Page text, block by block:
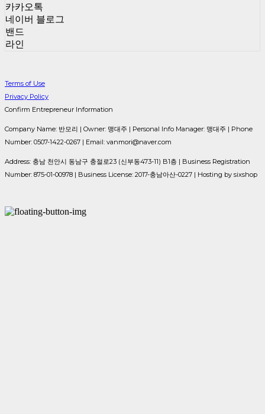
카카오톡
네이버 블로그
밴드
라인
Terms of Use
Privacy Policy
Confirm Entrepreneur Information
Company Name: 반모리 | Owner: 맹대주 | Personal Info Manager: 맹대주 | Phone
Number: 0507-1422-0267 | Email: vanmori@naver.com
Address: 충남 천안시 동남구 충절로23 (신부동473-11) B1층 | Business Registration
Number: 875-01-00978 | Business License: 2017-충남아산-0227 | Hosting by sixshop